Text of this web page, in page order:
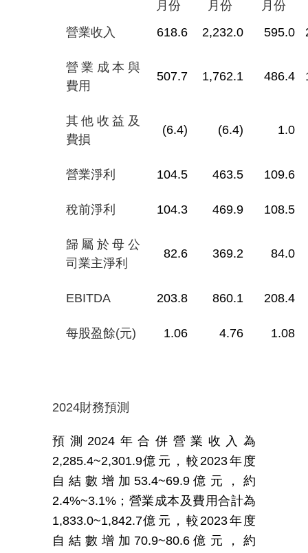
月份 月份
月份
營業收入
618.6 2,232.0 595.0
營業成本與
費用
507.7 1,762.1 486.4
其他收益及
費損
(6.4) (6.4) 1.0
營業淨利 104.5 463.5 109.6
稅前淨利 104.3 469.9 108.5
歸屬於母公
司業主淨利
82.6 369.2 84.0
EBITDA 203.8 860.1 208.4
每股盈餘(元) 1.06 4.76 1.08
2024財務預測
預測2024 年合併營業收入為
2,285.4~2,301.9億元，較2023年度
自結數增加53.4~69.9 億元，約
2.4%~3.1% ；營業成本及費用合計為
1,833.0~1,842.7億元，較2023年度
自結數增加 70.9~80.6 億元，約